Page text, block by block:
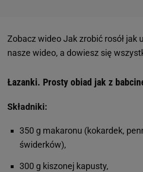
Zobacz wideoJak zrobić rosół jak
nasze wideo, a dowiesz się
Łazanki. Prosty obiad jak z
Składniki:
350 g makaronu (kokardek,
świderków),
300 g kiszonej kapusty,